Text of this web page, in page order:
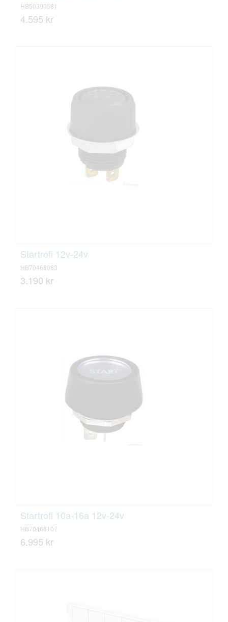
HB50390581
4.595 kr
Startrofi 12v-24v
HB70468083
3.190 kr
Startrofi 10a-16a 12v-24v
HB70468107
6.995 kr